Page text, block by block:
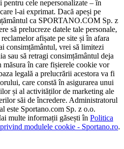
cele nepersonalizate – în
l-ai exprimat. Dacă apeși pe
ca SPORTANO.COM Sp. z
să prelucreze datele tale personale,
afișate pe site și în afara
consimțământul, vrei să limitezi
sau să retragi consimțământul deja
măsura în care fișierele cookie vor
legală a prelucrării acestora va fi
care constă în asigurarea unui
și al activităților de marketing ale
săi de încredere. Administratorul
este Sportano.com Sp. z o.o.
multe informații găsești în Politica
modulele cookie - Sportano.ro.